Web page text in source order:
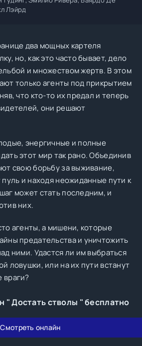
Лэйрд
два мощных картеля
но, как это часто бывает, дело
и множеством жертв. В этом
только агенты под прикрытием
что кто-то их предал и теперь
они решают
энергичные и полные
этот мир так рано. Объединив
свою борьбу за выживание,
пуль и находя неожиданные пути к
может стать последним, и
них.
агенты, а мишени, которые
предательства и уничтожить
ними. Удастся ли им выбраться
ловушки, или на их пути встанут
" Достать стволы " бесплатно
Смотреть онлайн